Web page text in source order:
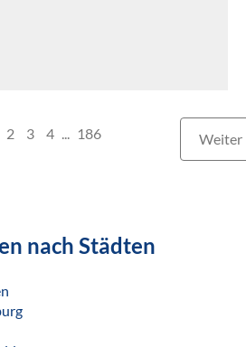
2 3 4 186 Weiter
nach Städten